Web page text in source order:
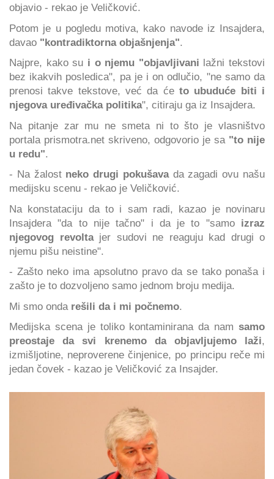
objavio - rekao je Veličković.
Potom je u pogledu motiva, kako navode iz Insajdera,
davao "kontradiktorna objašnjenja".
Najpre, kako su i o njemu "objavljivani
lažni tekstovi
bez ikakvih posledica", pa je i on odlučio, "ne samo da
prenosi takve tekstove, već da će to ubuduće biti i
njegova uređivačka politika", citiraju ga iz Insajdera.
Na pitanje zar mu ne smeta ni to što je vlasništvo
portala prismotra.net skriveno, odgovorio je sa "to nije
u redu".
- Na žalost neko drugi pokušavada zagadi ovu našu
medijsku scenu - rekao je Veličković.
Na konstataciju da to i sam radi, kazao je novinaru
Insajdera "da to nije tačno" i da je to "samo izraz
njegovog revoltajer sudovi ne reaguju kad drugi o
njemu pišu neistine".
- Zašto neko ima apsolutno pravo da se tako ponaša i
zašto je to dozvoljeno samo jednom broju medija.
Mi smo onda rešili da i mi počnemo.
Medijska scena je toliko kontaminirana da nam samo
preostaje da svi krenemo da objavljujemo laži,
izmišljotine, neproverene činjenice, po principu reče mi
jedan čovek - kazao je Veličković za Insajder.